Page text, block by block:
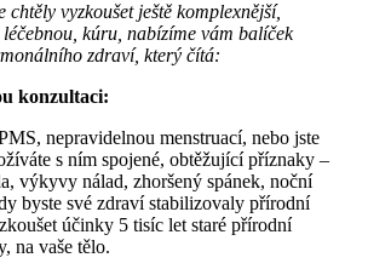
chtěly vyzkoušet ještě komplexnější,
kúru, nabízíme vám balíček
zdraví, který čítá:
konzultaci:
nepravidelnou menstruací, nebo jste
s ním spojené, obtěžující příznaky –
výkyvy nálad, zhoršený spánek, noční
byste své zdraví stabilizovaly přírodní
účinky 5 tisíc let staré přírodní
na vaše tělo.